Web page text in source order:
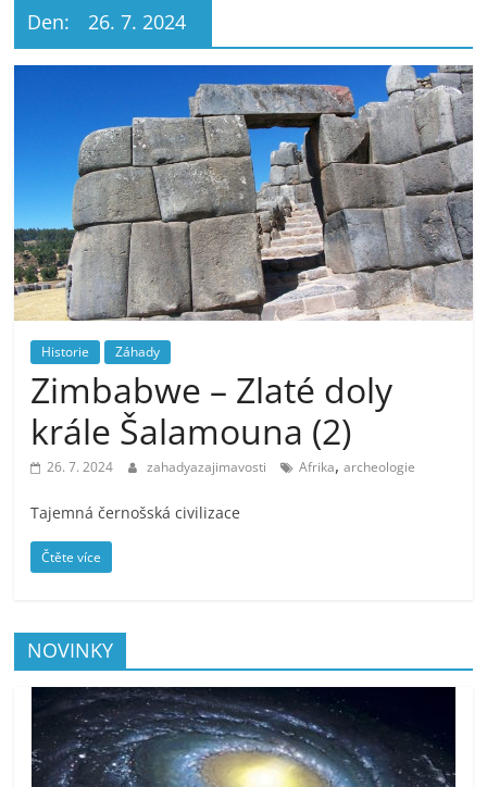
Den: 26. 7. 2024
Historie Záhady
Zimbabwe – Zlaté doly
krále Šalamouna (2)
26. 7. 2024 zahadyazajimavosti Afrika,archeologie
Tajemná černošská civilizace
Čtěte více
NOVINKY